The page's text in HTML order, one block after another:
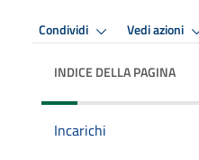
Condividi Vedi azioni
INDICE DELLA PAGINA
Incarichi